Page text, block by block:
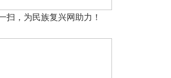
扫，为民族复兴网助力！